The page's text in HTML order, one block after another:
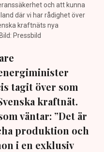
och att kunna
där vi har rådighet över
kraftnäts nya
Pressbild
tagit över som
kraftnät.
väntar: ”Det är
produktion och
i en exklusiv